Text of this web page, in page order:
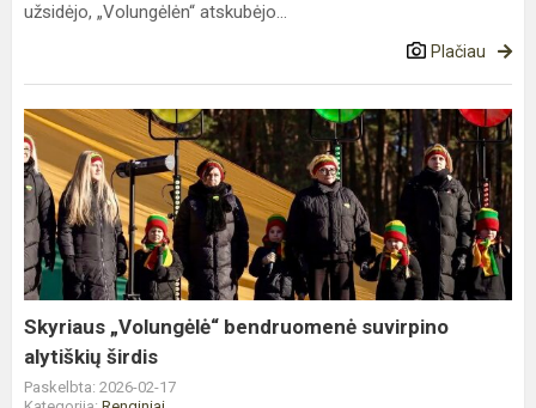
užsidėjo, „Volungėlėn“ atskubėjo...
Plačiau
Skyriaus
„Volungėlė“
bendruomenė
suvirpino
alytiškių
širdis
Skyriaus „Volungėlė“ bendruomenė suvirpino
alytiškių širdis
Paskelbta: 2026-02-17